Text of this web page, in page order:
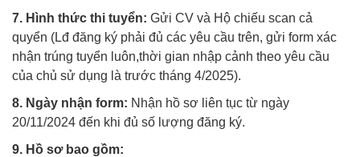
7. Hình thức thi tuyển: Gửi CV và Hộ chiếu scan cả
quyển (Lđ đăng ký phải đủ các yêu cầu trên, gửi form xác
nhận trúng tuyển luôn,thời gian nhập cảnh theo yêu cầu
của chủ sử dụng là trước tháng 4/2025).
8. Ngày nhận form: Nhận hồ sơ liên tục từ ngày
20/11/2024 đến khi đủ số lượng đăng ký.
9. Hồ sơ bao gồm: